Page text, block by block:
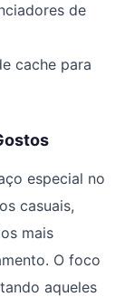
de
cache para
especial no
casuais,
mais
O foco
aqueles